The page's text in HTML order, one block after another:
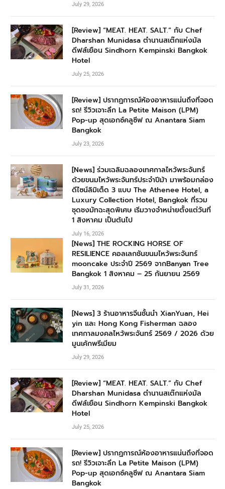
July 29, 2026
[Review] “MEAT. HEAT. SALT.” กับ Chef
Dharshan Munidasa ตำนานสเต๊กแห่งมัล
ดีฟส์เยือน Sindhorn Kempinski Bangkok
Hotel
July 25, 2026
[Review] ปรากฏการณ์ห้องอาหารแน่นถึงที่จอด
รถ! รีวิวเจาะลึก La Petite Maison (LPM)
Pop-up สุดเอกซ์คลูซีฟ ณ Anantara Siam
Bangkok
July 23, 2026
[News] ร่วมเฉลิมฉลองเทศกาลไหว้พระจันทร์
ด้วยขนมไหว้พระจันทร์ประจำปีม้า มาพร้อมกล่อง
ดีไซน์ลิมิเต็ด 3 แบบ The Athenee Hotel, a
Luxury Collection Hotel, Bangkok ที่รวม
ชุดชงมัทฉะสุดพิเศษ เริ่มวางจำหน่ายตั้งแต่วันที่
1 สิงหาคม เป็นต้นไป
July 16, 2026
[News] THE ROCKING HORSE OF
RESILIENCE คอลเลกชันขนมไหว้พระจันทร์
mooncake ประจำปี 2569 จากBanyan Tree
Bangkok 1 สิงหาคม – 25 กันยายน 2569
July 31, 2026
[News] 3 ร้านอาหารจีนชั้นนำ XianYuan, Hei
yin และ Hong Kong Fisherman ฉลอง
เทศกาลมงคลไหว้พระจันทร์ 2569 / 2026 ด้วย
มูนเค้กพรีเมียม
July 29, 2026
[Review] “MEAT. HEAT. SALT.” กับ Chef
Dharshan Munidasa ตำนานสเต๊กแห่งมัล
ดีฟส์เยือน Sindhorn Kempinski Bangkok
Hotel
July 25, 2026
[Review] ปรากฏการณ์ห้องอาหารแน่นถึงที่จอด
รถ! รีวิวเจาะลึก La Petite Maison (LPM)
Pop-up สุดเอกซ์คลูซีฟ ณ Anantara Siam
Bangkok